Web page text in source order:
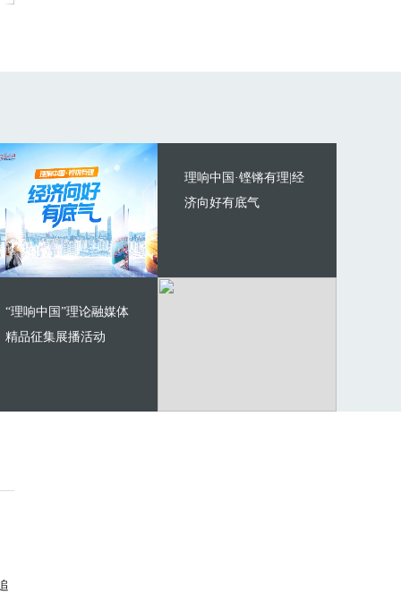
理响中国·铿锵有理|经
济向好有底气
“理响中国”理论融媒体
精品征集展播活动